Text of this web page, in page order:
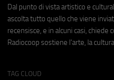
Dal punto di vista artistico e
ascolta tutto quello che viene
recensisce, e in alcuni casi, chiede
Radiocoop sostiene l'arte, la
TAG CLOUD